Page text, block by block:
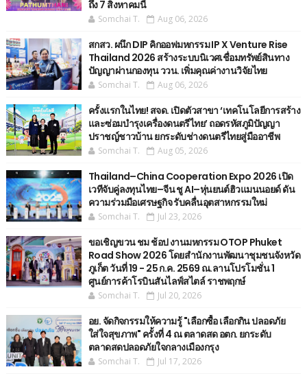
ถึง 7 สิงหาคมนี้
Somchai T. Aug 06, 2026
สกสว. ผนึก DIP คิกออฟมหกรรม IP X Venture Rise
Thailand 2026 สร้างระบบนิเวศเชื่อมทรัพย์สินทาง
ปัญญาผ่านกองทุน ววน. เพิ่มคุณค่างานวิจัยไทย
Somchai T. Aug 06, 2026
ครั้งแรกในไทย! สจด. เปิดตัวสาขา ‘เทคโนโลยีการสร้าง
และซ่อมบำรุงเครื่องดนตรีไทย’ ​ถอดรหัสภูมิปัญญา
ปราชญ์ชาวบ้าน ยกระดับช่างดนตรีไทยสู่มืออาชีพ
Somchai T. Aug 05, 2026
Thailand–China Cooperation Expo 2026 เปิด
เวทีจับคู่ลงทุนไทย–จีน ชู AI–หุ่นยนต์ฮิวแมนนอยด์ ดัน
ความร่วมมือเศรษฐกิจ รับคลื่นอุตสาหกรรมใหม่
Somchai T. Jul 23, 2026
ขอเชิญขวน ชม ช้อป งานมหกรรม OTOP Phuket
Road Show 2026 โดยสำนักงานพัฒนาชุมชนจังหวัด
ภูเก็ต วันที่ 19 - 25 ก.ค. 2569 ณ.ลานโปรโมชั่น 1
ศูนย์การค้าโรบินสันไลฟ์สไตล์ ราชพฤกษ์
Somchai T. Jul 20, 2026
อย. จัดกิจกรรมให้ความรู้ "เลือกซื้อ เลือกกิน ปลอดภัย
ใส่ใจสุขภาพ" ครั้งที่ 4 ณ ตลาดสด อตก. ยกระดับ
ตลาดสดปลอดภัยใจกลางเมืองกรุง
Somchai T. Jul 17, 2026